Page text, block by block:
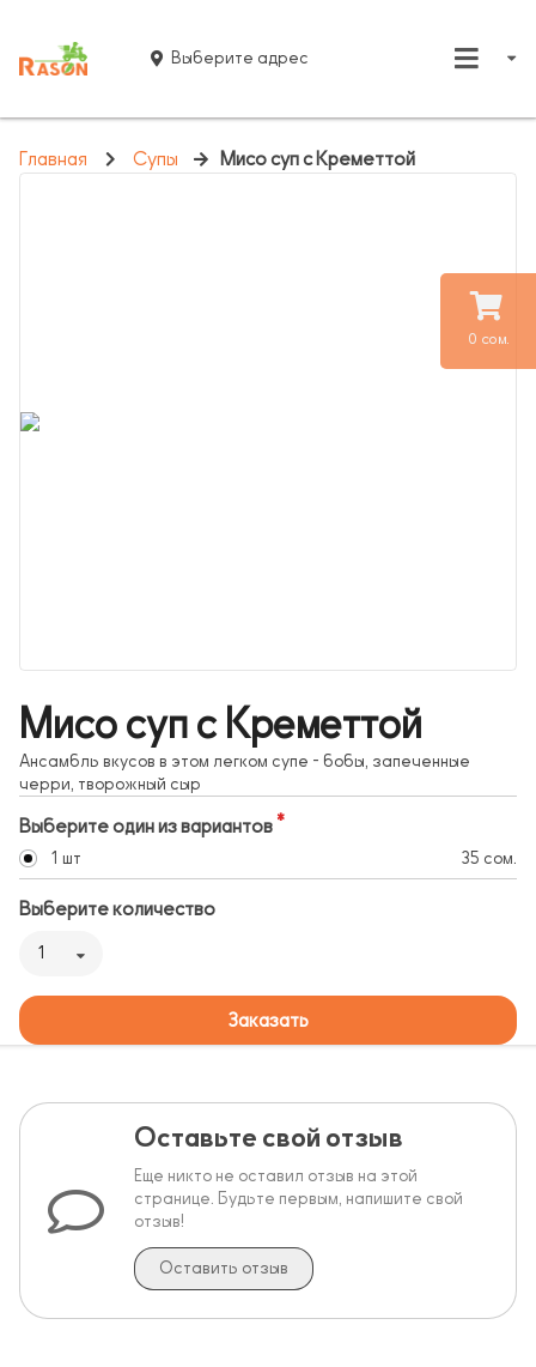
0 сом.
Выберите адрес
Главная Супы Мисо суп с Креметтой
Мисо суп с Креметтой
Ансамбль вкусов в этом легком супе - бобы, запеченные
черри, творожный сыр
Выберите один из вариантов
1 шт 35 сом.
Выберите количество
1
Заказать
Оставьте свой отзыв
Еще никто не оставил отзыв на этой
странице. Будьте первым, напишите свой
отзыв!
Оставить отзыв